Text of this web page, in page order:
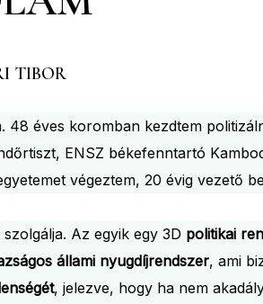
TIBOR
éves koromban kezdtem
ENSZ békefenntartó
végeztem, 20 évig vezető
Az egyik egy 3D politikai
állami nyugdíjrendszer, ami
, jelezve, hogy ha nem